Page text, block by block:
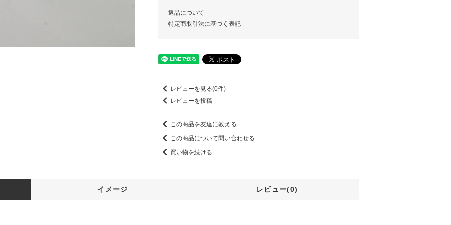
返品について
特定商取引法に基づく表記
レビューを見る(0件)
レビューを投稿
この商品を友達に教える
この商品について問い合わせる
買い物を続ける
イメージ レビュー(0)